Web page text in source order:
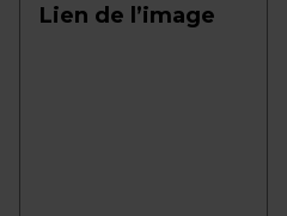
Lien de l’image